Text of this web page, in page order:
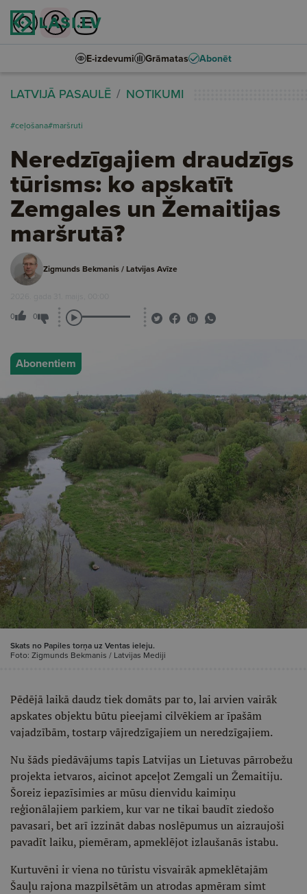
E-izdevumi Grāmatas Abonēt
LATVIJĀ PASAULĒ NOTIKUMI
#ceļošana#maršruti
Neredzīgajiem draudzīgs
tūrisms: ko apskatīt
Zemgales un Žemaitijas
maršrutā?
Zigmunds Bekmanis / Latvijas Avīze
2026. gada 31. maijs, 00:00
0 0
Abonentiem
Skats no Papiles torņa uz Ventas ieleju.
Foto: Zigmunds Bekmanis / Latvijas Mediji
Pēdējā laikā daudz tiek domāts par to, lai arvien vairāk
apskates objektu būtu pieejami cilvēkiem ar īpašām
vajadzībām, tostarp vājredzīgajiem un neredzīgajiem.
Nu šāds piedāvājums tapis Latvijas un Lietuvas pārrobežu
projekta ietvaros, aicinot apceļot Zemgali un Žemaitiju.
Šoreiz iepazīsimies ar mūsu dienvidu kaimiņu
reģionālajiem parkiem, kur var ne tikai baudīt ziedošo
pavasari, bet arī izzināt dabas noslēpumus un aizraujoši
pavadīt laiku, piemēram, apmeklējot izlaušanās istabu.
Kurtuvēni ir viena no tūristu visvairāk apmeklētajām
Šauļu rajona mazpilsētām un atrodas apmēram simt